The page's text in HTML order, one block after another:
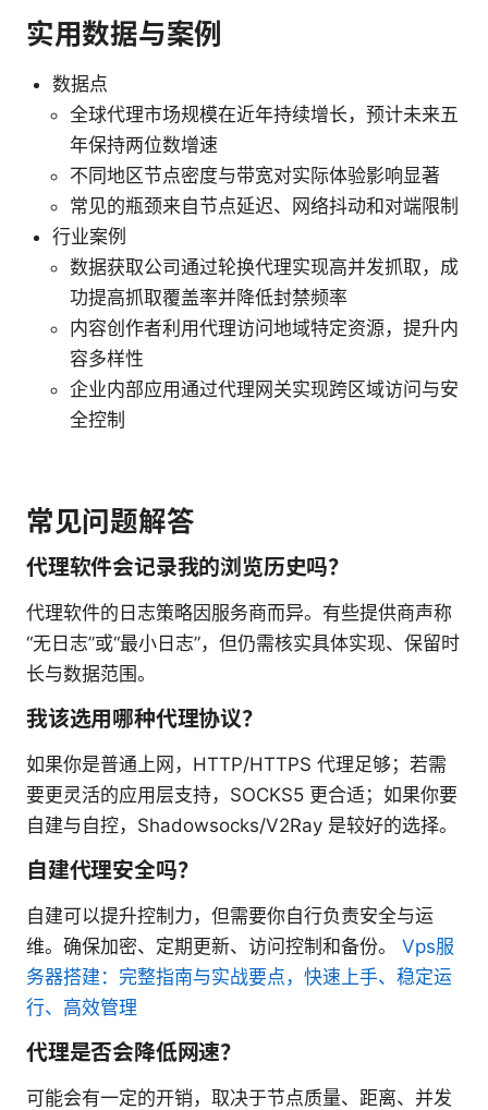
实用数据与案例
数据点
全球代理市场规模在近年持续增长，预计未来五
年保持两位数增速
不同地区节点密度与带宽对实际体验影响显著
常见的瓶颈来自节点延迟、网络抖动和对端限制
行业案例
数据获取公司通过轮换代理实现高并发抓取，成
功提高抓取覆盖率并降低封禁频率
内容创作者利用代理访问地域特定资源，提升内
容多样性
企业内部应用通过代理网关实现跨区域访问与安
全控制
常见问题解答
代理软件会记录我的浏览历史吗？
代理软件的日志策略因服务商而异。有些提供商声称
“无日志”或“最小日志”，但仍需核实具体实现、保留时
长与数据范围。
我该选用哪种代理协议？
如果你是普通上网，HTTP/HTTPS 代理足够；若需
要更灵活的应用层支持，SOCKS5 更合适；如果你要
自建与自控，Shadowsocks/V2Ray 是较好的选择。
自建代理安全吗？
自建可以提升控制力，但需要你自行负责安全与运
维。确保加密、定期更新、访问控制和备份。 Vps服
务器搭建：完整指南与实战要点，快速上手、稳定运
行、高效管理
代理是否会降低网速？
可能会有一定的开销，取决于节点质量、距离、并发